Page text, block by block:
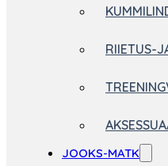
RIIETUS-
JOOKS-MATK